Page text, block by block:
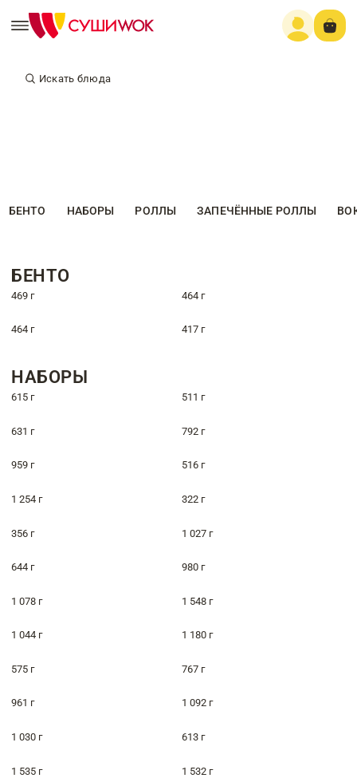
Искать блюда
БЕНТО НАБОРЫ РОЛЛЫ ЗАПЕЧЁННЫЕ РОЛЛЫ
БЕНТО
469 г 464 г
464 г 417 г
НАБОРЫ
615 г 511 г
631 г 792 г
959 г 516 г
1 254 г 322 г
356 г 1 027 г
644 г 980 г
1 078 г 1 548 г
1 044 г 1 180 г
575 г 767 г
961 г 1 092 г
1 030 г 613 г
1 535 г 1 532 г